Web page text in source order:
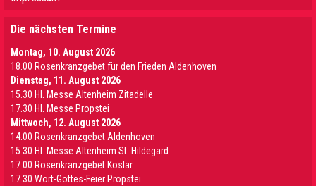
Die nächsten Termine
Montag, 10. August 2026
18.00 Rosenkranzgebet für den Frieden Aldenhoven
Dienstag, 11. August 2026
15.30 Hl. Messe Altenheim Zitadelle
17.30 Hl. Messe Propstei
Mittwoch, 12. August 2026
14.00 Rosenkranzgebet Aldenhoven
15.30 Hl. Messe Altenheim St. Hildegard
17.00 Rosenkranzgebet Koslar
17.30 Wort-Gottes-Feier Propstei